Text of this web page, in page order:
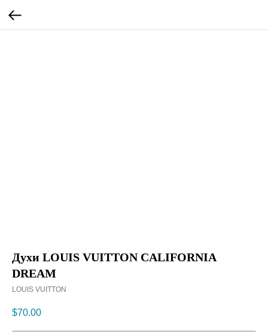
Духи LOUIS VUITTON CALIFORNIA
DREAM
LOUIS VUITTON
$70.00